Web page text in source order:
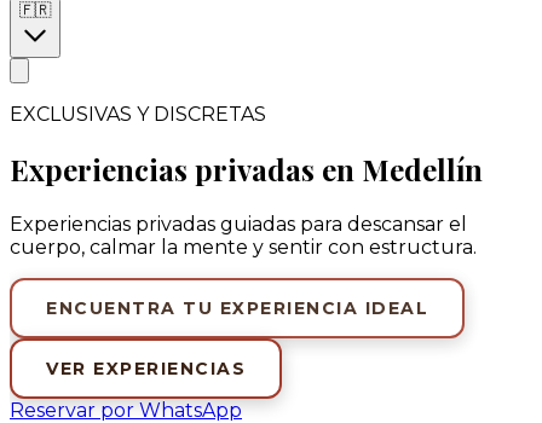
🇫🇷
EXCLUSIVAS Y DISCRETAS
Experiencias privadas en Medellín
Experiencias privadas guiadas para descansar el
cuerpo, calmar la mente y sentir con estructura.
ENCUENTRA TU EXPERIENCIA IDEAL
VER EXPERIENCIAS
Reservar por WhatsApp